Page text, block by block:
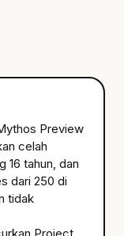
Preview
celah
16 tahun, dan
dari 250 di
tidak